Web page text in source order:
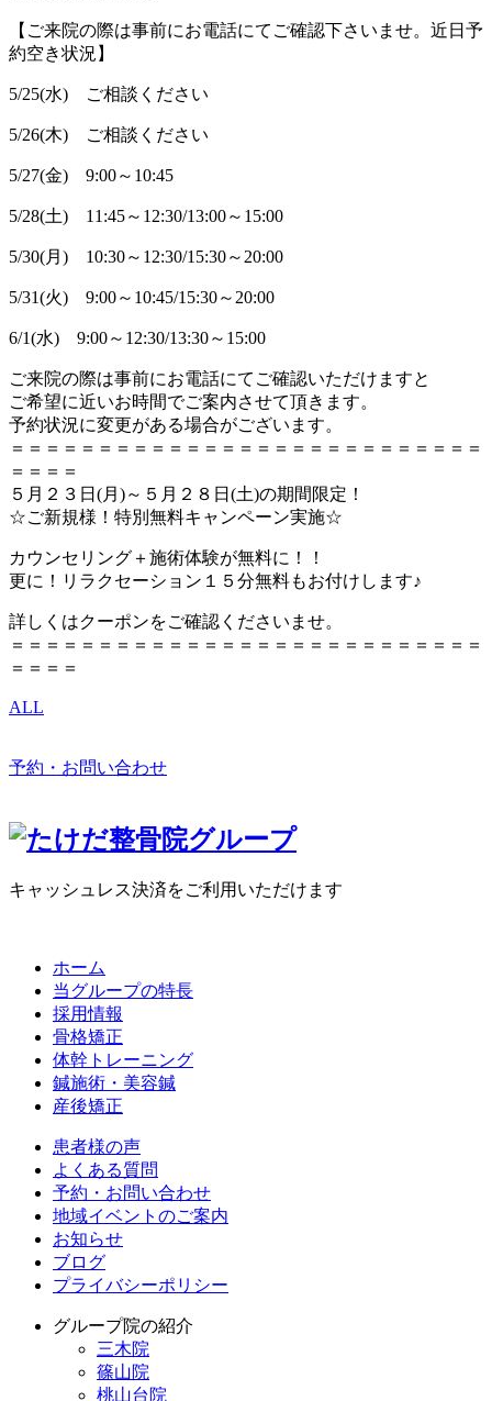
【ご来院の際は事前にお電話にてご確認下さいませ。近日予
約空き状況】
5/25(水) ご相談ください
5/26(木) ご相談ください
5/27(金) 9:00～10:45
5/28(土) 11:45～12:30/13:00～15:00
5/30(月) 10:30～12:30/15:30～20:00
5/31(火) 9:00～10:45/15:30～20:00
6/1(水) 9:00～12:30/13:30～15:00
ご来院の際は事前にお電話にてご確認いただけますと
ご希望に近いお時間でご案内させて頂きます。
予約状況に変更がある場合がございます。
＝＝＝＝＝＝＝＝＝＝＝＝＝＝＝＝＝＝＝＝＝＝＝＝＝＝＝
＝＝＝＝
５月２３日(月)～５月２８日(土)の期間限定！
☆ご新規様！特別無料キャンペーン実施☆
カウンセリング＋施術体験が無料に！！
更に！リラクセーション１５分無料もお付けします♪
詳しくはクーポンをご確認くださいませ。
＝＝＝＝＝＝＝＝＝＝＝＝＝＝＝＝＝＝＝＝＝＝＝＝＝＝＝
＝＝＝＝
ALL
予約・お問い合わせ
キャッシュレス決済をご利用いただけます
ホーム
当グループの特長
採用情報
骨格矯正
体幹トレーニング
鍼施術・美容鍼
産後矯正
患者様の声
よくある質問
予約・お問い合わせ
地域イベントのご案内
お知らせ
ブログ
プライバシーポリシー
グループ院の紹介
三木院
篠山院
桃山台院